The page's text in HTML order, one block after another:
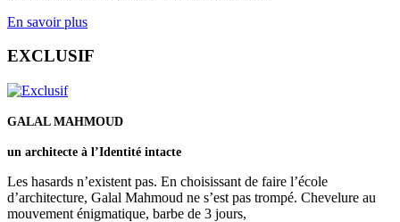
En savoir plus
EXCLUSIF
GALAL MAHMOUD
un architecte à l’Identité intacte
Les hasards n’existent pas. En choisissant de faire l’école
d’architecture, Galal Mahmoud ne s’est pas trompé. Chevelure au
mouvement énigmatique, barbe de 3 jours,